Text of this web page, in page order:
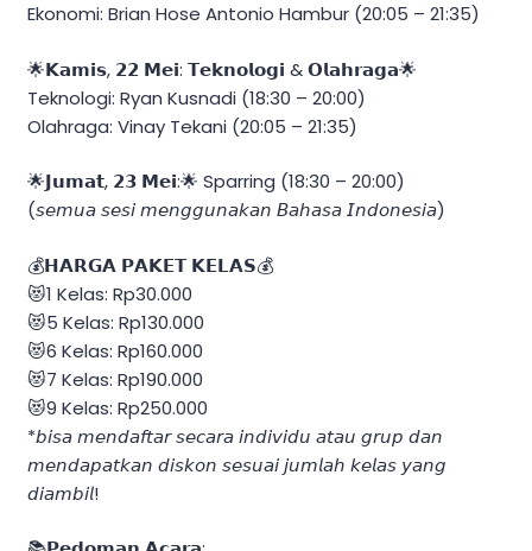
Ekonomi: Brian Hose Antonio Hambur (20:05 – 21:35)
🌟𝗞𝗮𝗺𝗶𝘀, 𝟮𝟮 𝗠𝗲𝗶: 𝗧𝗲𝗸𝗻𝗼𝗹𝗼𝗴𝗶 & 𝗢𝗹𝗮𝗵𝗿𝗮𝗴𝗮🌟
Teknologi: Ryan Kusnadi (18:30 – 20:00)
Olahraga: Vinay Tekani (20:05 – 21:35)
🌟𝗝𝘂𝗺𝗮𝘁, 𝟮𝟯 𝗠𝗲𝗶:🌟 Sparring (18:30 – 20:00)
(𝘴𝘦𝘮𝘶𝘢 𝘴𝘦𝘴𝘪 𝘮𝘦𝘯𝘨𝘨𝘶𝘯𝘢𝘬𝘢𝘯 𝘉𝘢𝘩𝘢𝘴𝘢 𝘐𝘯𝘥𝘰𝘯𝘦𝘴𝘪𝘢)
💰𝗛𝗔𝗥𝗚𝗔 𝗣𝗔𝗞𝗘𝗧 𝗞𝗘𝗟𝗔𝗦💰
😻1 Kelas: Rp30.000
😻5 Kelas: Rp130.000
😻6 Kelas: Rp160.000
😻7 Kelas: Rp190.000
😻9 Kelas: Rp250.000
*𝘣𝘪𝘴𝘢 𝘮𝘦𝘯𝘥𝘢𝘧𝘵𝘢𝘳 𝘴𝘦𝘤𝘢𝘳𝘢 𝘪𝘯𝘥𝘪𝘷𝘪𝘥𝘶 𝘢𝘵𝘢𝘶 𝘨𝘳𝘶𝘱 𝘥𝘢𝘯
𝘮𝘦𝘯𝘥𝘢𝘱𝘢𝘵𝘬𝘢𝘯 𝘥𝘪𝘴𝘬𝘰𝘯 𝘴𝘦𝘴𝘶𝘢𝘪 𝘫𝘶𝘮𝘭𝘢𝘩 𝘬𝘦𝘭𝘢𝘴 𝘺𝘢𝘯𝘨
𝘥𝘪𝘢𝘮𝘣𝘪𝘭!